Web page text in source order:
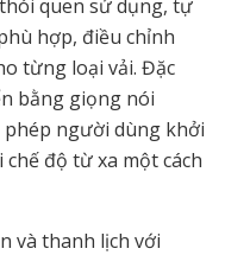
quen sử dụng, tự
hợp, điều chỉnh
từng loại vải. Đặc
bằng giọng nói
phép người dùng khởi
độ từ xa một cách
và thanh lịch với